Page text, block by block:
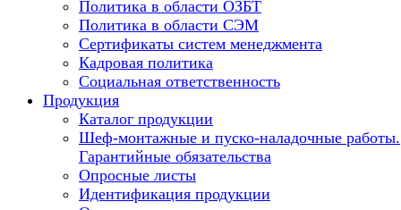
Политика в области ОЗБТ
Политика в области СЭМ
Сертификаты систем менеджмента
Кадровая политика
Социальная ответственность
Продукция
Каталог продукции
Шеф-монтажные и пуско-наладочные работы.
Гарантийные обязательства
Опросные листы
Идентификация продукции